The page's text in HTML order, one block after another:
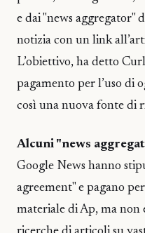
e dai "news aggregator"
notizia con un link
L’obiettivo, ha detto
pagamento per l’uso di
così una nuova fonte di
Alcuni "news
Google News hanno
agreement" e pagano
materiale di Ap, ma non